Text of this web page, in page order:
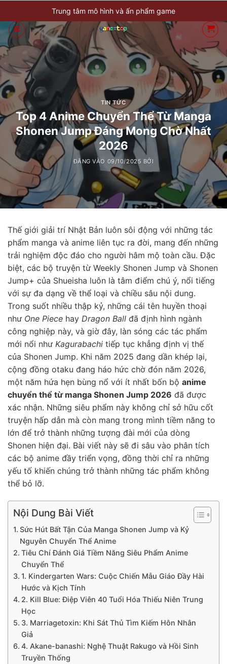
qua
nội
dung
Trung tâm mô hình và ấn phẩm game
TIN TỨC
Top 4 Anime Chuyển Thể Từ Manga
Shonen Jump Đáng Mong Chờ Nhất
2026
ĐĂNG VÀO 09/10/2025 BỞI
Thế giới giải trí Nhật Bản luôn sôi động với những tác
phẩm manga và anime liên tục ra đời, mang đến những
trải nghiệm độc đáo cho người hâm mộ toàn cầu. Đặc
biệt, các bộ truyện từ Weekly Shonen Jump và Shonen
Jump+ của Shueisha luôn là tâm điểm chú ý, nổi tiếng
với sự đa dạng về thể loại và chiều sâu nội dung.
Trong suốt nhiều thập kỷ, những cái tên huyền thoại
như One Piece hay Dragon Ball đã định hình ngành
công nghiệp này, và giờ đây, làn sóng các tác phẩm
mới nổi như Kagurabachi tiếp tục khẳng định vị thế
của Shonen Jump. Khi năm 2025 đang dần khép lại,
cộng đồng otaku đang háo hức chờ đón năm 2026,
một năm hứa hẹn bùng nổ với ít nhất bốn bộ anime
chuyển thể từ manga Shonen Jump 2026 đã được
xác nhận. Những siêu phẩm này không chỉ sở hữu cốt
truyện hấp dẫn mà còn mang trong mình tiềm năng to
lớn để trở thành những tượng đài mới của dòng
Shonen hiện đại. Bài viết này sẽ đi sâu vào phân tích
các bộ anime đầy triển vọng, đồng thời chỉ ra những
yếu tố khiến chúng trở thành những tác phẩm không
thể bỏ lỡ.
Nội Dung Bài Viết
Sức Hút Bất Tận Của Manga Shonen Jump và Kỷ
Nguyên Chuyển Thể Anime
Tiêu Chí Đánh Giá Tiềm Năng Siêu Phẩm Anime
Chuyển Thể
1. Kindergarten Wars: Cuộc Chiến Mẫu Giáo Đầy Hài
Hước và Kịch Tính
2. Kill Blue: Điệp Viên 40 Tuổi Hóa Thiếu Niên Trung
Học
3. Marriagetoxin: Khi Sát Thủ Tìm Kiếm Hôn Nhân
Giả
4. Akane-banashi: Nghệ Thuật Rakugo và Hồi Sinh
Truyền Thống